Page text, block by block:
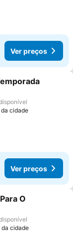
Ver preços
favoritos
cidade
Ver preços
favoritos
O
da cidade